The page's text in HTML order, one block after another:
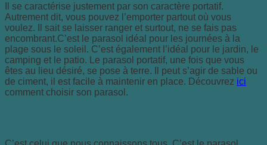
Il se caractérise justement par son caractère portatif.
Autrement dit, vous pouvez l’emporter partout où vous
voulez. Il sait se laisser ranger et surtout, ne se fais pas
encombrant.C’est le parasol idéal pour les journées à la
plage sous le soleil. C’est également l’idéal pour le jardin, le
camping et le patio. Le parasol portatif, une fois que vous
êtes au lieu désiré, se pose à terre. Il peut s’agir de sable ou
de ciment, il est facile à maintenir en place. Découvrez ici
comment choisir son parasol.